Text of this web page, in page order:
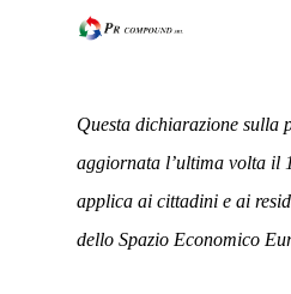
Questa dichiarazione sulla
aggiornata l’ultima volta il
applica ai cittadini e ai
dello Spazio Economico